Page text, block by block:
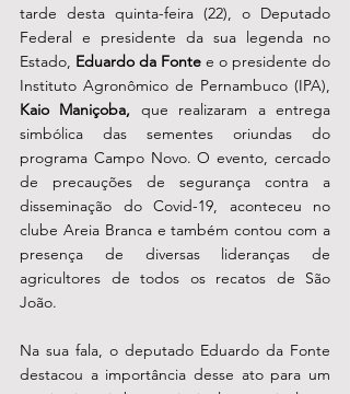
tarde desta quinta-feira (22), o Deputado
Federal e presidente da sua legenda no
Estado, Eduardo da Fonte e o presidente do
Kaio Maniçoba, que realizaram a entrega
simbólica das sementes oriundas do
programa Campo Novo. O evento, cercado
de precauções de segurança contra a
disseminação do Covid-19, aconteceu no
clube Areia Branca e também contou com a
presença de diversas lideranças de
agricultores de todos os recatos de São
João.
Na sua fala, o deputado Eduardo da Fonte
destacou a importância desse ato para um